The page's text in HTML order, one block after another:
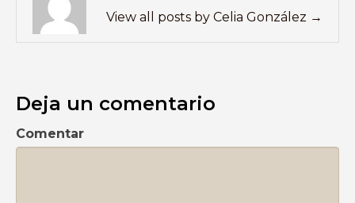
View all posts by Celia González →
Deja un comentario
Comentar